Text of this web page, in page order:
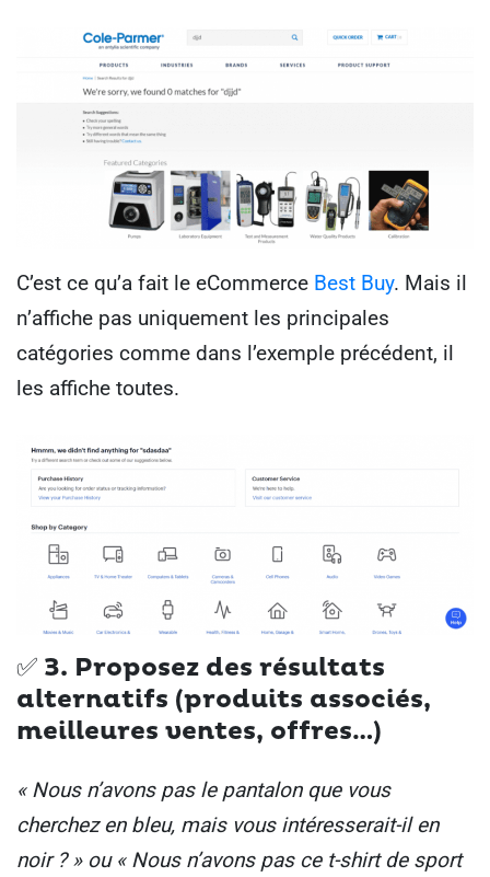
C’est ce qu’a fait le eCommerce Best Buy. Mais il
n’affiche pas uniquement les principales
catégories comme dans l’exemple précédent, il
les affiche toutes.
✅ 3. Proposez des résultats
alternatifs (produits associés,
meilleures ventes, offres…)
« Nous n’avons pas le pantalon que vous
cherchez en bleu, mais vous intéresserait-il en
noir ? » ou « Nous n’avons pas ce t-shirt de sport